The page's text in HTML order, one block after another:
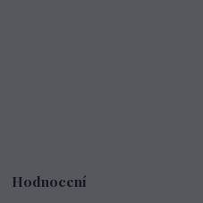
Hodnocení